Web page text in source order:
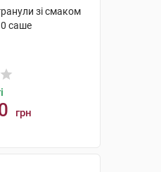
зі смаком
саше
грн